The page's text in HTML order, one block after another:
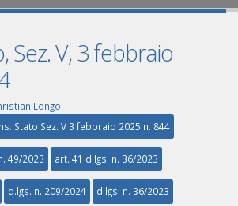
Sez. V, 3 febbraio
Longo
Stato Sez. V 3 febbraio 2025 n. 844
49/2023 art. 41 d.lgs. n. 36/2023
d.lgs. n. 209/2024 d.lgs. n. 36/2023